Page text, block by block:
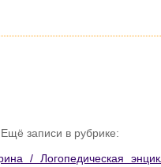
Ещё записи в рубрике:
/ Логопедическая